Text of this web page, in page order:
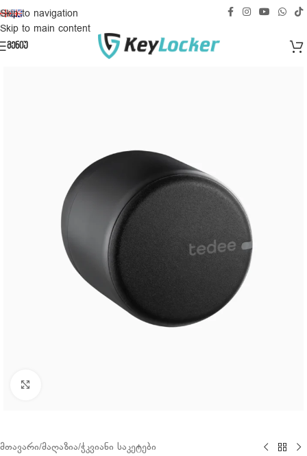
Skip to navigation
Skip to main content
უფასო მიწოდება საქართველოს ტერიტორიაზე!
ᲛᲔᲜᲘᲣ
მთავარი/მაღაზია/ჭკვიანი საკეტები